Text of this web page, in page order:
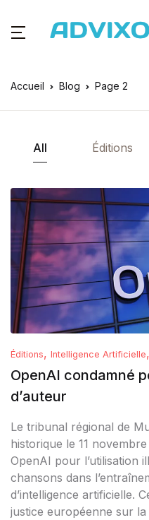
Accueil Blog Page 2
All Éditions
Éditions, Intelligence Artificielle,
OpenAI condamné
d’auteur
Le tribunal régional de
historique le 11
OpenAI pour l’utilisation
chansons dans
d’intelligence artificielle.
justice européenne sur